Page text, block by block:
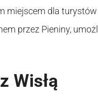
miejscem dla
przez Pieniny,
Wisłą